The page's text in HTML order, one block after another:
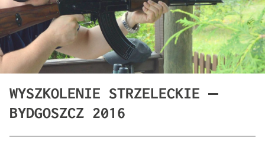
WYSZKOLENIE STRZELECKIE –
BYDGOSZCZ 2016